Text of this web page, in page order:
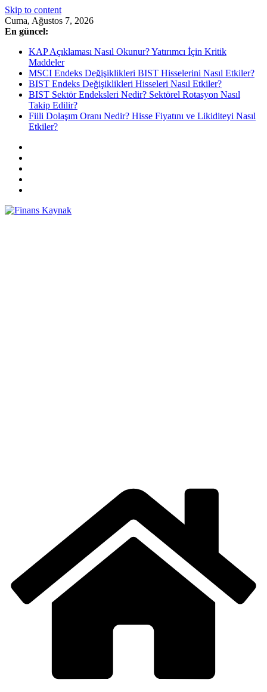
Skip to content
Cuma, Ağustos 7, 2026
En güncel:
KAP Açıklaması Nasıl Okunur? Yatırımcı İçin Kritik
Maddeler
MSCI Endeks Değişiklikleri BIST Hisselerini Nasıl Etkiler?
BIST Endeks Değişiklikleri Hisseleri Nasıl Etkiler?
BIST Sektör Endeksleri Nedir? Sektörel Rotasyon Nasıl
Takip Edilir?
Fiili Dolaşım Oranı Nedir? Hisse Fiyatını ve Likiditeyi Nasıl
Etkiler?